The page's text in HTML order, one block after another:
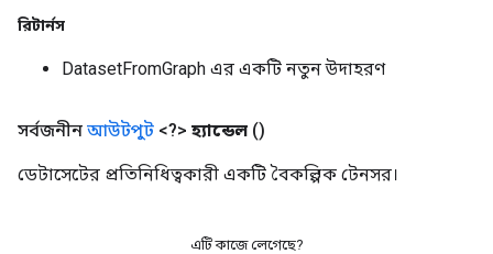
রিটার্নস
DatasetFromGraph এর একটি নতুন উদাহরণ
সর্বজনীন আউটপুট <?> হ্যান্ডেল ()
ডেটাসেটের প্রতিনিধিত্বকারী একটি বৈকল্পিক টেনসর।
এটি কাজে লেগেছে?